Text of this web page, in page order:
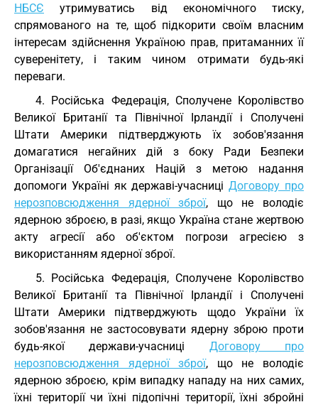
НБСЄ утримуватись від економічного тиску,
спрямованого на те, щоб підкорити своїм власним
інтересам здійснення Україною прав, притаманних її
суверенітету, і таким чином отримати будь-які
переваги.
4. Російська Федерація, Сполучене Королівство
Великої Британії та Північної Ірландії і Сполучені
Штати Америки підтверджують їх зобов'язання
домагатися негайних дій з боку Ради Безпеки
Організації Об'єднаних Націй з метою надання
допомоги Україні як державі-учасниціДоговору про
нерозповсюдження ядерної зброї, що не володіє
ядерною зброєю, в разі, якщо Україна стане жертвою
акту агресії або об'єктом погрози агресією з
використанням ядерної зброї.
5. Російська Федерація, Сполучене Королівство
Великої Британії та Північної Ірландії і Сполучені
Штати Америки підтверджують щодо України їх
зобов'язання не застосовувати ядерну зброю проти
будь-якої держави-учасниці Договору про
нерозповсюдження ядерної зброї, що не володіє
ядерною зброєю, крім випадку нападу на них самих,
їхні території чи їхні підопічні території, їхні збройні